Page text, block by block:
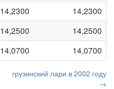
14,2300
14,2300
14,2500
14,2500
14,0700 14,0700
грузинский лари в 2002 году
→